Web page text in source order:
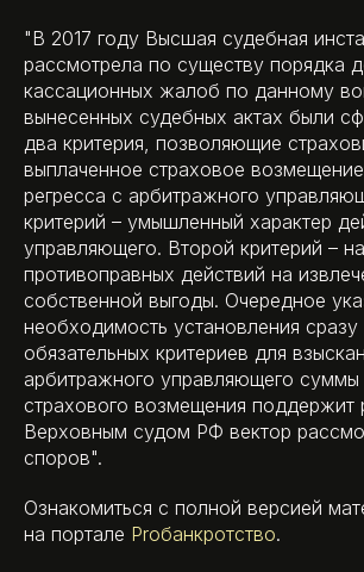
"В 2017 году Высшая судебная
рассмотрела по существу порядка
кассационных жалоб по данному
вынесенных судебных актах были
два критерия, позволяющие
выплаченное страховое
регресса с арбитражного
критерий – умышленный характер
управляющего. Второй критерий –
противоправных действий на
собственной выгоды. Очередное
необходимость установления сразу
обязательных критериев для
арбитражного управляющего суммы
страхового возмещения поддержит
Верховным судом РФ вектор
споров".
Ознакомиться с полной версией
на портале Proбанкротство.